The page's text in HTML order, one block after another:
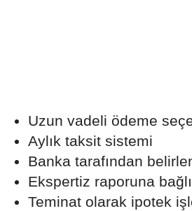
Uzun vadeli ödeme
Aylık taksit sistemi
Banka tarafından
Ekspertiz raporuna
Teminat olarak ipotek